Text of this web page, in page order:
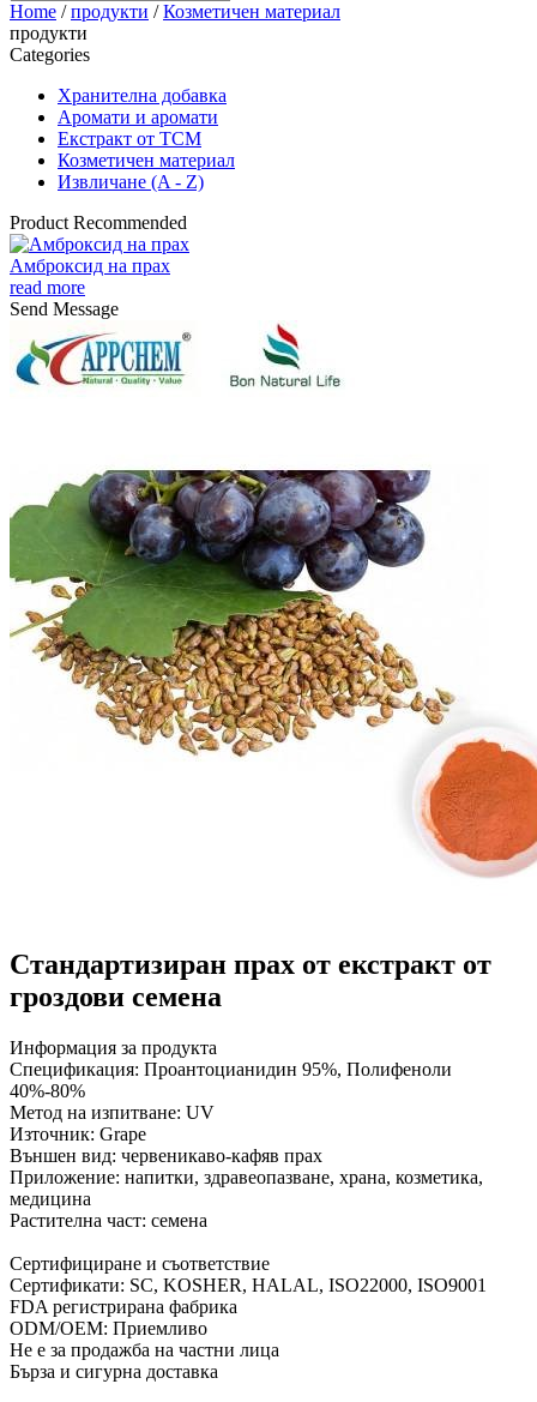
Home /продукти /Козметичен материал
продукти
Categories
Хранителна добавка
Аромати и аромати
Екстракт от TCM
Козметичен материал
Извличане (A - Z)
Product Recommended
Амброксид на прах
read more
Send Message
Стандартизиран прах от екстракт от
гроздови семена
Информация за продукта
Спецификация: Проантоцианидин 95%, Полифеноли
40%-80%
Метод на изпитване: UV
Източник: Grape
Външен вид: червеникаво-кафяв прах
Приложение: напитки, здравеопазване, храна, козметика,
медицина
Растителна част: семена
Сертифициране и съответствие
Сертификати: SC, KOSHER, HALAL, ISO22000, ISO9001
FDA регистрирана фабрика
ODM/OEM: Приемливо
Не е за продажба на частни лица
Бърза и сигурна доставка